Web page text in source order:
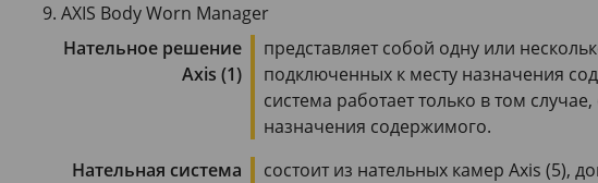
AXIS Body Worn Manager
Нательное решение
Axis (1)
представляет собой одну или
подключенных к месту назначения
система работает только в том
назначения содержимого.
Нательная система
состоит из нательных камер Axis (5),